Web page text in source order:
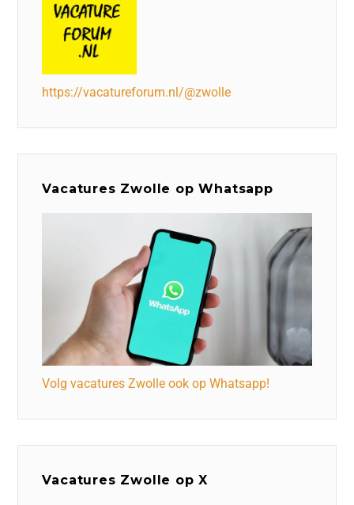
https://vacatureforum.nl/@zwolle
Vacatures Zwolle op Whatsapp
Volg vacatures Zwolle ook op Whatsapp!
Vacatures Zwolle op X